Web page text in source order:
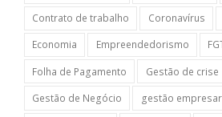
Contrato de trabalho
Coronavírus
Economia
Empreendedorismo
Folha de Pagamento
Gestão de crise
Gestão de Negócio
gestão